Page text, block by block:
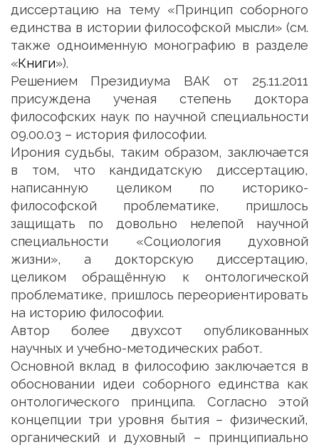
диссертацию на тему «Принцип соборного
единства в истории философской мысли» (см.
также одноименную монографию в разделе
«Книги»).
Решением Президиума ВАК от 25.11.2011
присуждена ученая степень доктора
философских наук по научной специальности
09.00.03 – история философии.
Ирония судьбы, таким образом, заключается
в том, что кандидатскую диссертацию,
написанную целиком по историко-
философской проблематике, пришлось
защищать по довольно нелепой научной
специальности «Социология духовной
жизни», а докторскую диссертацию,
целиком обращённую к онтологической
проблематике, пришлось переориентировать
на историю философии.
Автор более двухсот опубликованных
научных и учебно-методических работ.
Основной вклад в философию заключается в
обосновании идеи соборного единства как
онтологического принципа. Согласно этой
концепции три уровня бытия – физический,
органический и духовный – принципиально